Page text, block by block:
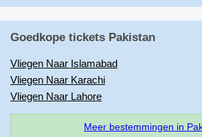
Goedkope tickets Pakistan
Vliegen Naar Islamabad
Vliegen Naar Karachi
Vliegen Naar Lahore
Meer bestemmingen in